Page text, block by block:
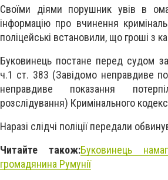
Своїми діями порушник увів в
інформацію про вчинення
поліцейські встановили, що гроші з
Буковинець постане перед судом
ч.1 ст. 383 (Завідомо неправдиве
неправдиве показання
розслідування) Кримінального
Наразі слідчі поліції передали
Читайте також:Буковинець
громадянина Румунії